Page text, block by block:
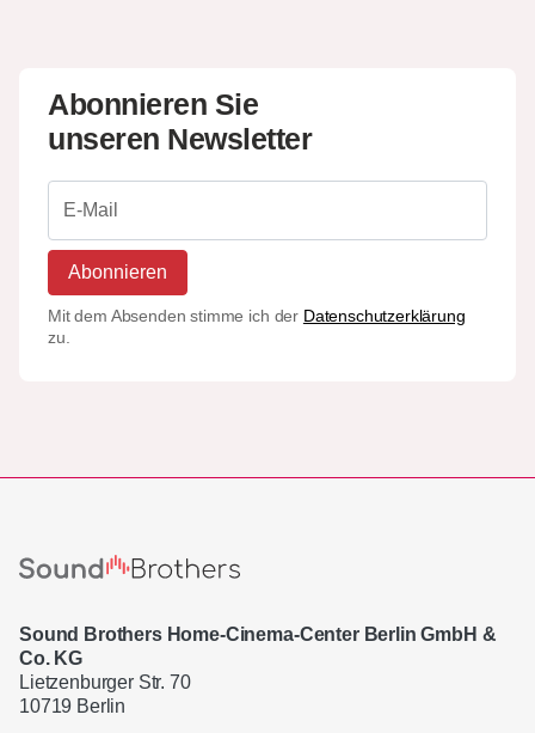
Abonnieren Sie
unseren Newsletter
Abonnieren
Mit dem Absenden stimme ich der Datenschutzerklärung
zu.
Sound Brothers Home-Cinema-Center Berlin GmbH &
Co. KG
Lietzenburger Str. 70
10719 Berlin